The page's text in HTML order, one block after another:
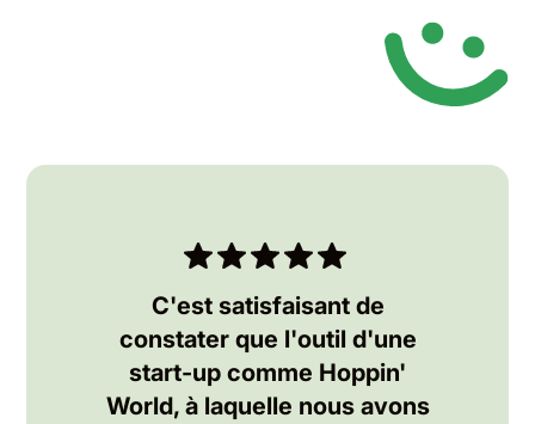
C'est satisfaisant de
constater que l'outil d'une
start-up comme Hoppin'
World, à laquelle nous avons